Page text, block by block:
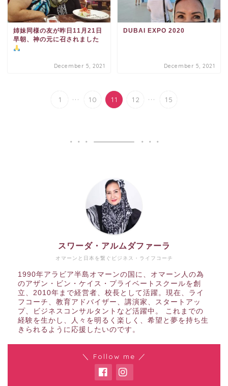
姉妹同様の友が昨日11月21日
早朝、神の元に召されました
December 5, 2021
DUBAI EXPO 2020
December 5, 2021
1 ... 10 11 12 ... 15
オマーンと日本を繋ぐビジネス・ライフコーチ
スワーダ・アルムダファーラ
1990年アラビア半島オマーンの国に、オマーン人の為
のアザン・ビン・ケイス・プライベートスクールを創
立、2010年まで経営者、校長として活躍。現在、ライ
フコーチ、教育アドバイザー、講演家、スタートアッ
プ、ビジネスコンサルタントなど活躍中。 これまでの
経験を生かし、人々を明るく楽しく、希望と夢を持ち生
きられるように応援したいのです。
＼ Follow me ／